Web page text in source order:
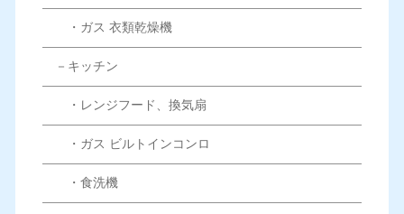
・ガス 衣類乾燥機
－キッチン
・レンジフード、換気扇
・ガス ビルトインコンロ
・食洗機